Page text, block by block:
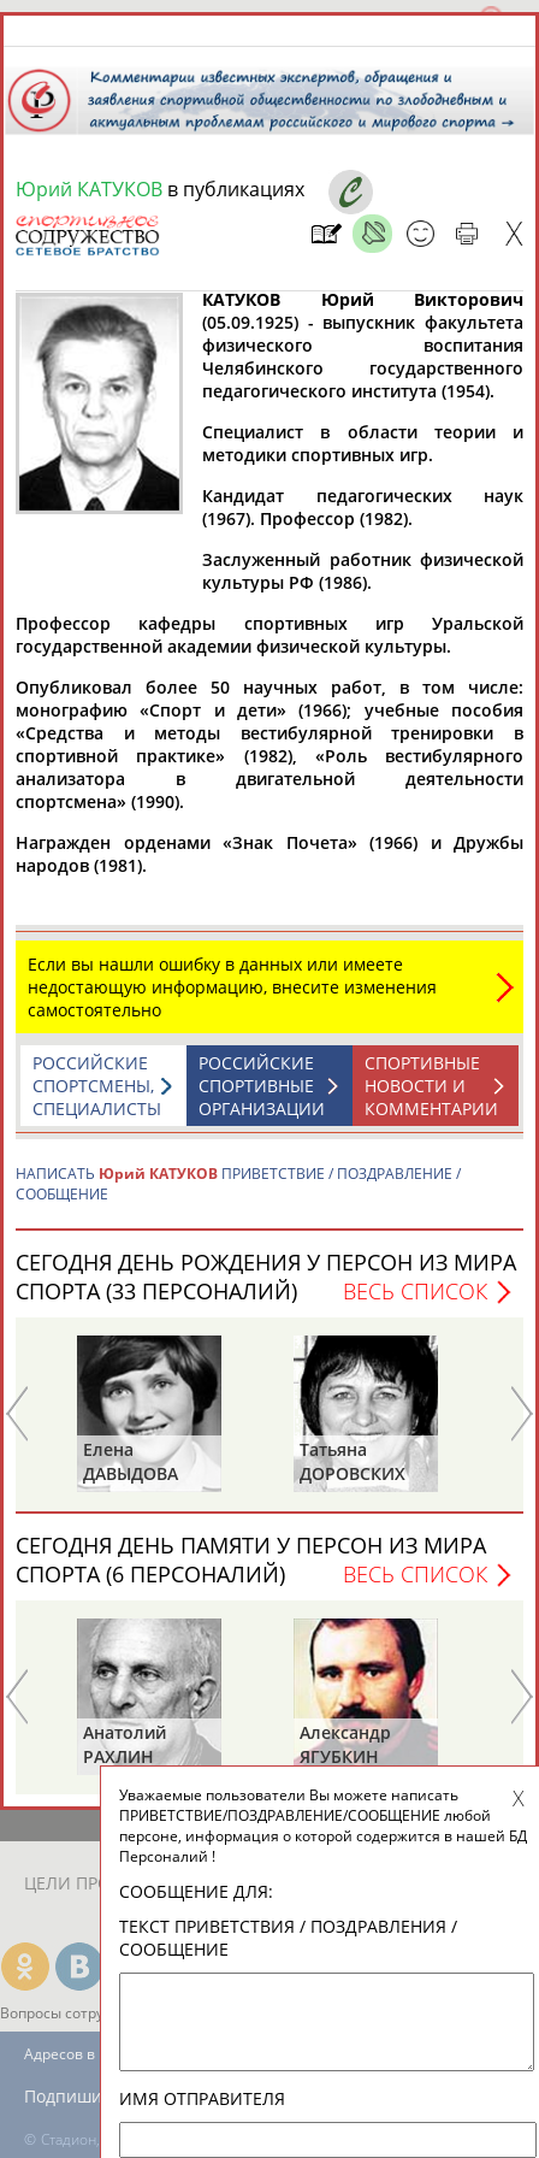
7 августа 2026 года,
СПОРТСМЕНЫ, ТРЕНЕРЫ И СПЕЦИАЛИСТЫ
Найдено: 13181 персон Расширенный поиск
Аслаудин
Елена
АБАИМОВА
Мария
АБАКУМОВА
Юлия
АБАЛАКИНА
Дмитрий
Тамилла
Рамазан
Ростом
Флюра
АББАТЕ-
БУЛАТОВА
Татьяна
АББЯСОВА
Акжана
Артур
Каримжан
АБДРАХМАНОВ
Аделя
АБДРАХМАНОВА
Андрей
АБДУВАЛИЕВ
Герман
АБДУЛАЕВ
Рамазан
АБДУЛАЕВ
Тагир
АБДУЛАЕВ
Камиль
АБДУЛАЗИЗОВ
Загалав
АБДУЛБЕКОВ
Камалудин
АБДУЛДАУДОВ
Абдула
АБДУЛЖАЛИЛОВ
Магомед
АБДУЛКАГИРОВ
Назир
АБДУЛЛАЕВ
24 персон из 13181
ЕЩЁ ПЕРСОНЫ
ТАБЛО АКТИВНОСТИ
ЦЕЛИ ПРОЕКТА КОНТАКТЫ
Вопросы сотрудничества и совместной деятельности
© Стадион, 1998-2026
Адресов в новостной рассылке: 996
Подпишись
Юрий КАТУКОВ в публикациях
КАТУКОВ Юрий Викторович
(05.09.1925) - выпускник факультета
физического воспитания
Челябинского государственного
педагогического института (1954).
Специалист в области теории и
методики спортивных игр.
Кандидат педагогических наук
(1967). Профессор (1982).
Заслуженный работник физической
культуры РФ (1986).
Профессор кафедры спортивных игр Уральской
государственной академии физической культуры.
Опубликовал более 50 научных работ, в том числе:
монографию «Спорт и дети» (1966); учебные пособия
«Средства и методы вестибулярной тренировки в
спортивной практике» (1982), «Роль вестибулярного
анализатора в двигательной деятельности
спортсмена» (1990).
Награжден орденами «Знак Почета» (1966) и Дружбы
народов (1981).
Если вы нашли ошибку в данных или имеете
недостающую информацию, внесите изменения
самостоятельно
СПОРТИВНЫЕ
НОВОСТИ И
КОММЕНТАРИИ
РОССИЙСКИЕ
СПОРТИВНЫЕ
ОРГАНИЗАЦИИ
РОССИЙСКИЕ
СПОРТСМЕНЫ,
СПЕЦИАЛИСТЫ
НАПИСАТЬ Юрий КАТУКОВ ПРИВЕТСТВИЕ / ПОЗДРАВЛЕНИЕ /
СООБЩЕНИЕ
СЕГОДНЯ ДЕНЬ РОЖДЕНИЯ У ПЕРСОН ИЗ МИРА
СПОРТА (33 ПЕРСОНАЛИЙ)
ВЕСЬ СПИСОК
Елена
ДАВЫДОВА
Татьяна
ДОРОВСКИХ
(САМОЛЕНКО,
СЕГОДНЯ ДЕНЬ ПАМЯТИ У ПЕРСОН ИЗ МИРА
СПОРТА (6 ПЕРСОНАЛИЙ)
ВЕСЬ СПИСОК
Анатолий
РАХЛИН
Александр
ЯГУБКИН
Уважаемые пользователи Вы можете написать
ПРИВЕТСТВИЕ/ПОЗДРАВЛЕНИЕ/СООБЩЕНИЕ любой
персоне, информация о которой содержится в нашей БД
Персоналий !
СООБЩЕНИЕ ДЛЯ:
ТЕКСТ ПРИВЕТСТВИЯ / ПОЗДРАВЛЕНИЯ /
СООБЩЕНИЕ
ИМЯ ОТПРАВИТЕЛЯ